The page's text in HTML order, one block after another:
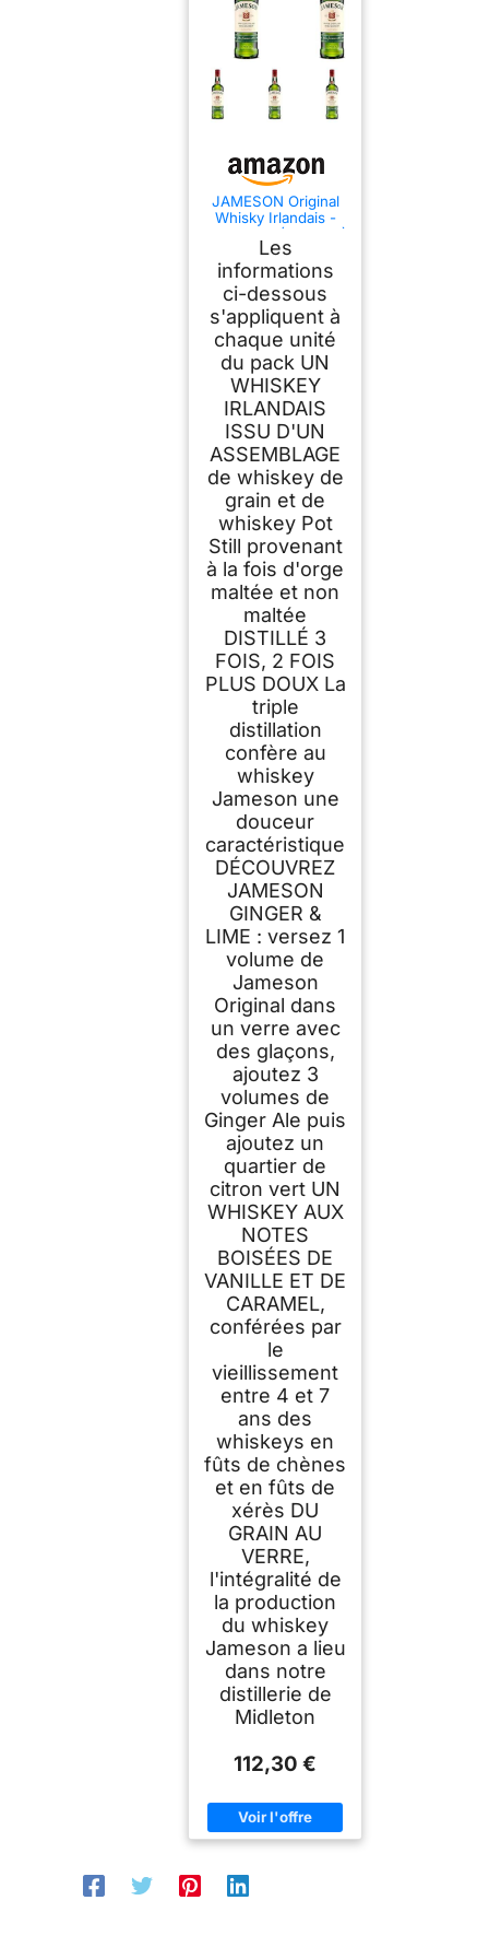
JAMESON Original
Whisky Irlandais -
40%, 70cl (Lot de 5)
Les
informations
ci-dessous
s'appliquent à
chaque unité
du pack UN
WHISKEY
IRLANDAIS
ISSU D'UN
ASSEMBLAGE
de whiskey de
grain et de
whiskey Pot
Still provenant
à la fois d'orge
maltée et non
maltée
DISTILLÉ 3
FOIS, 2 FOIS
PLUS DOUX La
triple
distillation
confère au
whiskey
Jameson une
douceur
caractéristique
DÉCOUVREZ
JAMESON
GINGER &
LIME : versez 1
volume de
Jameson
Original dans
un verre avec
des glaçons,
ajoutez 3
volumes de
Ginger Ale puis
ajoutez un
quartier de
citron vert UN
WHISKEY AUX
NOTES
BOISÉES DE
VANILLE ET DE
CARAMEL,
conférées par
le
vieillissement
entre 4 et 7
ans des
whiskeys en
fûts de chènes
et en fûts de
xérès DU
GRAIN AU
VERRE,
l'intégralité de
la production
du whiskey
Jameson a lieu
dans notre
distillerie de
Midleton
112,30 €